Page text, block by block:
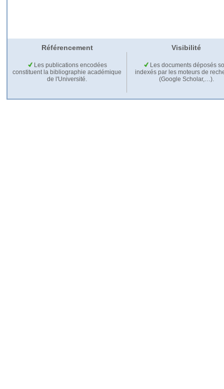
Référencement Visibilité
Les publications encodées
constituent la bibliographie académique
de l'Université.
Les documents déposés
indexés par les moteurs de
(Google Scholar,…).